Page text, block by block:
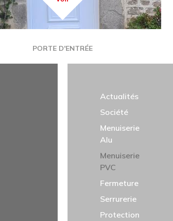
TITRE
PORTE D'ENTRÉE
Actualités
Société
Menuiserie
Alu
Menuiserie
PVC
Fermeture
Serrurerie
Protection